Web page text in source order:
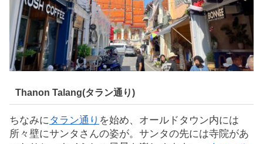
Thanon Talang(タラン通り)
ちなみに タラン通り を始め、オールドタウン内には
所々壁にサンタさんの姿が。サンタの先には寺院があ